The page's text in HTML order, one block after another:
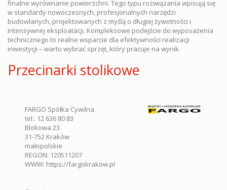
finalne wyrównanie powierzchni. Tego typu rozwiązania wpisują się
w standardy nowoczesnych, profesjonalnych narzędzi
budowlanych, projektowanych z myślą o długiej żywotności i
intensywnej eksploatacji. Kompleksowe podejście do wyposażenia
technicznego to realne wsparcie dla efektywności realizacji
inwestycji – warto wybrać sprzęt, który pracuje na wynik.
Przecinarki stolikowe
FARGO Spółka Cywilna
tel.: 12 636 80 83
Blokowa 23
31-752 Kraków
małopolskie
REGON: 120511207
WWW: https://fargokrakow.pl